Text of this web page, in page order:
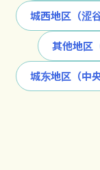
城西地区（涩
其他地区
城东地区（中